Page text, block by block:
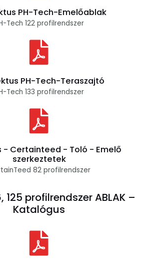
PH-Tech-Emelőablak
Tech 122 profilrendszer
PH-Tech-Teraszajtó
Tech 133 profilrendszer
- Certainteed - Toló - Emelő
szerkeztetek
82 profilrendszer
125 profilrendszer ABLAK –
Katalógus